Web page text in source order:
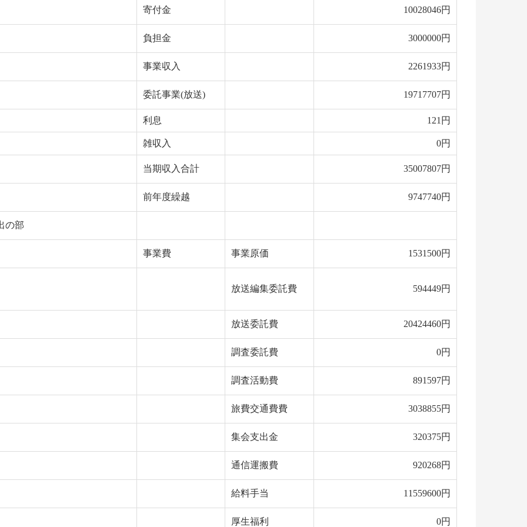
寄付金 10028046円
負担金 3000000円
事業収入 2261933円
委託事業(放送) 19717707円
利息 121円
雑収入 0円
当期収入合計 35007807円
前年度繰越 9747740円
の部
事業費 事業原価 1531500円
放送編集委託費 594449円
放送委託費 20424460円
調査委託費 0円
調査活動費 891597円
旅費交通費費 3038855円
集会支出金 320375円
通信運搬費 920268円
給料手当 11559600円
厚生福利 0円